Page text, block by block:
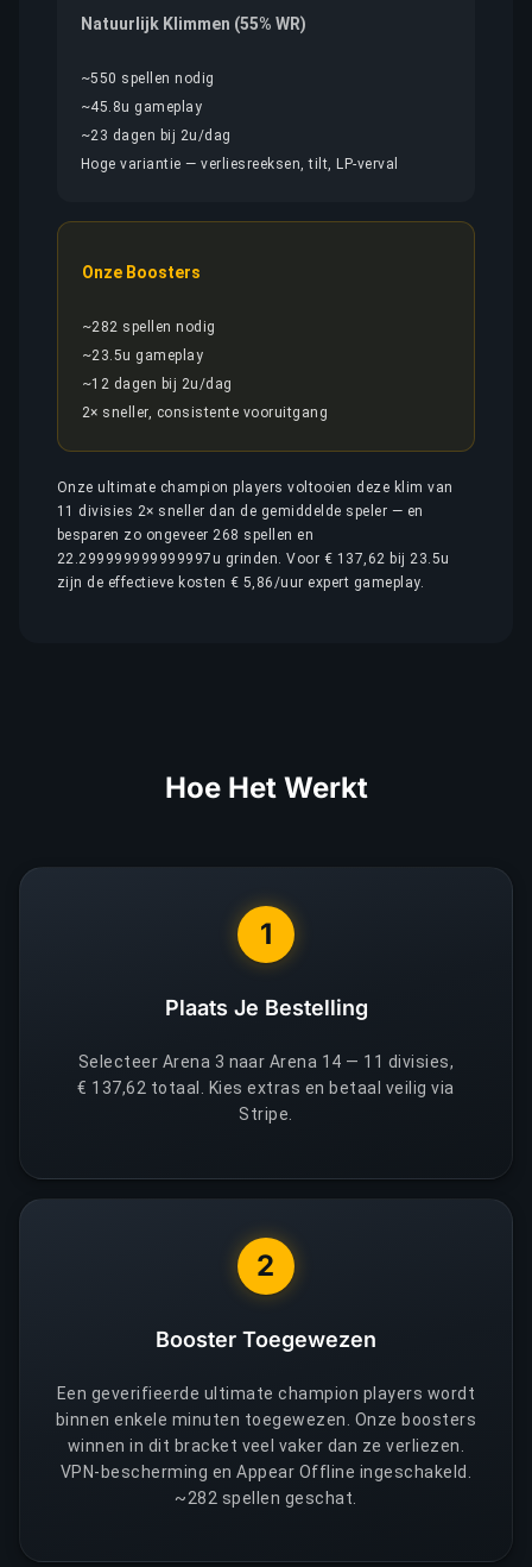
Natuurlijk Klimmen (55% WR)
~550 spellen nodig
~45.8u gameplay
~23 dagen bij 2u/dag
Hoge variantie — verliesreeksen, tilt, LP-verval
Onze Boosters
~282 spellen nodig
~23.5u gameplay
~12 dagen bij 2u/dag
2× sneller, consistente vooruitgang
Onze ultimate champion players voltooien deze klim van
11 divisies 2× sneller dan de gemiddelde speler — en
besparen zo ongeveer 268 spellen en
22.299999999999997u grinden. Voor € 137,62 bij 23.5u
zijn de effectieve kosten € 5,86/uur expert gameplay.
Hoe Het Werkt
1
Plaats Je Bestelling
Selecteer Arena 3 naar Arena 14 — 11 divisies,
€ 137,62 totaal. Kies extras en betaal veilig via
Stripe.
2
Booster Toegewezen
Een geverifieerde ultimate champion players wordt
binnen enkele minuten toegewezen. Onze boosters
winnen in dit bracket veel vaker dan ze verliezen.
VPN-bescherming en Appear Offline ingeschakeld.
~282 spellen geschat.